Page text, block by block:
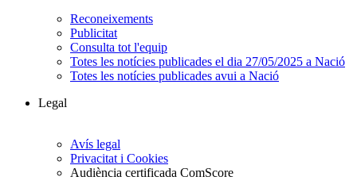
Reconeixements
Publicitat
Consulta tot l'equip
Totes les notícies publicades el dia 27/05/2025 a Nació
Totes les notícies publicades avui a Nació
Legal
Avís legal
Privacitat i Cookies
Audiència certificada ComScore